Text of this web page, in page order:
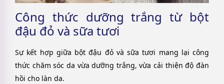
Công thức dưỡng trắng từ bột
đậu đỏ và sữa tươi
Sự kết hợp giữa bột đậu đỏ và sữa tươi mang lại công
thức chăm sóc da vừa dưỡng trắng, vừa cải thiện độ đàn
hồi cho làn da.